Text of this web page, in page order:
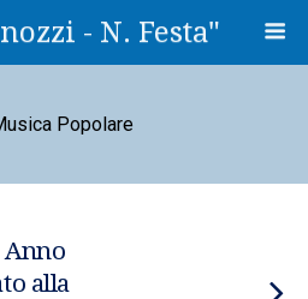
- N. Festa"
Popolare
Anno
alla